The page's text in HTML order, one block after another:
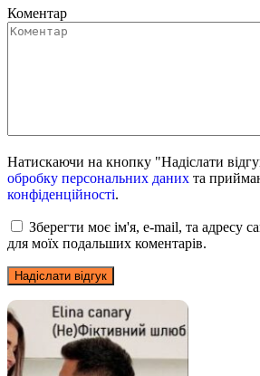
Коментар
Натискаючи на кнопку "Надіслати
обробку персональних даних та
конфіденційності.
Зберегти моє ім'я, e-mail, та адресу
для моїх подальших коментарів.